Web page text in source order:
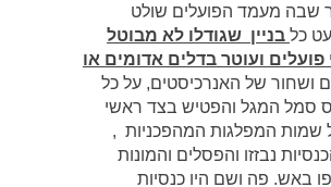
שבה מעמד הפועלים שולט
כל בניין שגודלו לא מבוטל
פועלים ועוטר בדלים אדומים או
ושחור של האנרכיסטים, על כל
סמל המגל והפטיש בצד ראשי
שמות המפלגות המהפכניות ,
נבזזו והפסלים והמונות
באש. פה ושם היו כנסיות